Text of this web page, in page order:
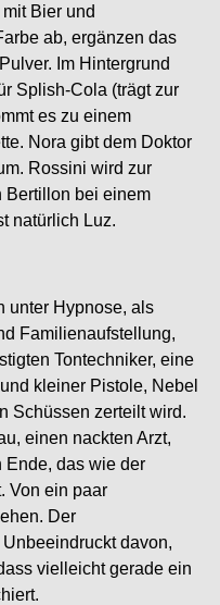
Bier und
ab, ergänzen das
Im Hintergrund
Splish-Cola (trägt zur
es zu einem
Nora gibt dem Doktor
Rossini wird zur
Bertillon bei einem
natürlich Luz.
unter Hypnose, als
Familienaufstellung,
Tontechniker, eine
kleiner Pistole, Nebel
Schüssen zerteilt wird.
einen nackten Arzt,
Ende, das wie der
Von ein paar
Der
davon,
vielleicht gerade ein